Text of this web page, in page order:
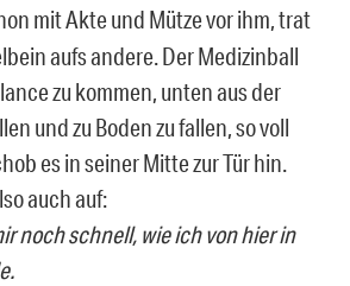
mit Akte und Mütze vor ihm, trat
aufs andere. Der Medizinball
zu kommen, unten aus der
und zu Boden zu fallen, so voll
es in seiner Mitte zur Tür hin.
auch auf:
noch schnell, wie ich von hier in